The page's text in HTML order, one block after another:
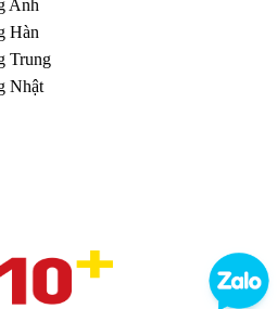
Anh
Hàn
Trung
Nhật